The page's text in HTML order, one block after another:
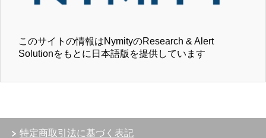
このサイトの情報はNymityのResearch & Alert
Solutionをもとに日本語版を提供しています
特定商取引法に基づく表記